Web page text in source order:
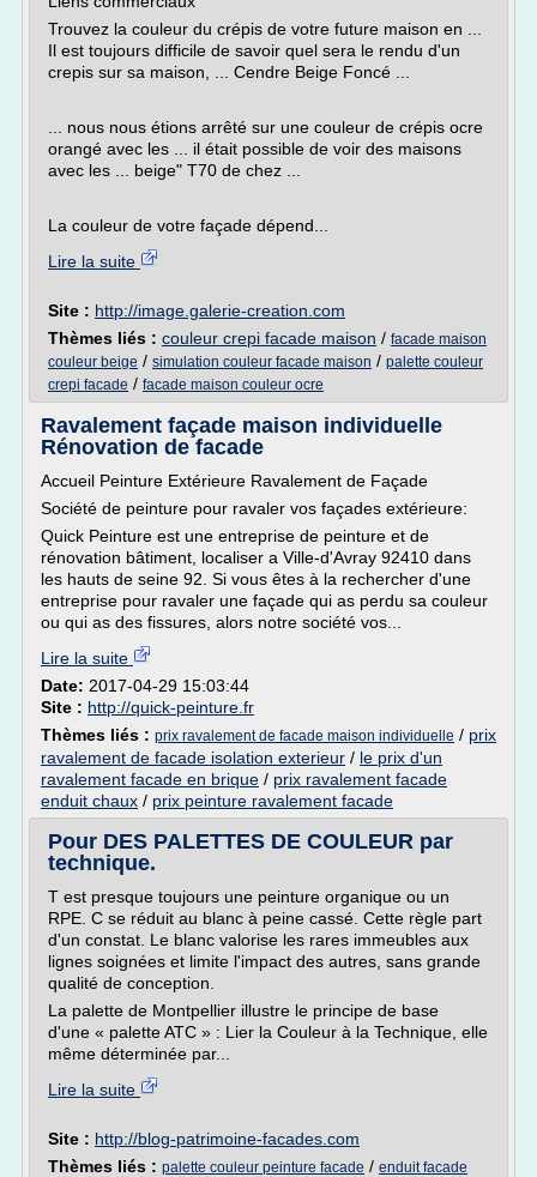
Trouvez la couleur du crépis de votre future maison en ...
Il est toujours difficile de savoir quel sera le rendu d'un
crepis sur sa maison, ... Cendre Beige Foncé ...
... nous nous étions arrêté sur une couleur de crépis ocre
orangé avec les ... il était possible de voir des maisons
avec les ... beige" T70 de chez ...
La couleur de votre façade dépend...
Lire la suite
Site : http://image.galerie-creation.com
Thèmes liés : couleur crepi facade maison / facade maison
couleur beige / simulation couleur facade maison / palette couleur
crepi facade / facade maison couleur ocre
Ravalement façade maison individuelle
Rénovation de facade
Accueil Peinture Extérieure Ravalement de Façade
Société de peinture pour ravaler vos façades extérieure:
Quick Peinture est une entreprise de peinture et de
rénovation bâtiment, localiser a Ville-d'Avray 92410 dans
les hauts de seine 92. Si vous êtes à la rechercher d'une
entreprise pour ravaler une façade qui as perdu sa couleur
ou qui as des fissures, alors notre société vos...
Lire la suite
Date: 2017-04-29 15:03:44
Site : http://quick-peinture.fr
Thèmes liés : prix ravalement de facade maison individuelle / prix
ravalement de facade isolation exterieur / le prix d'un
ravalement facade en brique / prix ravalement facade
enduit chaux / prix peinture ravalement facade
Pour DES PALETTES DE COULEUR par
technique.
T est presque toujours une peinture organique ou un
RPE. C se réduit au blanc à peine cassé. Cette règle part
d'un constat. Le blanc valorise les rares immeubles aux
lignes soignées et limite l'impact des autres, sans grande
qualité de conception.
La palette de Montpellier illustre le principe de base
d'une « palette ATC » : Lier la Couleur à la Technique, elle
même déterminée par...
Lire la suite
Site : http://blog-patrimoine-facades.com
Thèmes liés : palette couleur peinture facade / enduit facade